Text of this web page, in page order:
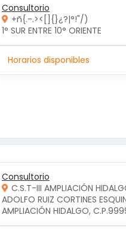
Consultorio
+ñ{.-.><[]{}¿?|°!"/)
1° SUR ENTRE 10° ORIENTE
Horarios disponibles
Consultorio
C.S.T-III AMPLIACIÓN
ADOLFO RUIZ CORTINES
AMPLIACIÓN HIDALGO,